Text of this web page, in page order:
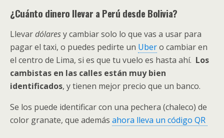
¿Cuánto dinero llevar a Perú desde Bolivia?
​Llevardólaresy cambiar solo lo que vas a usar para
pagar el taxi, o puedes pedirte un Ubero cambiar en
el centro de Lima, si es que tu vuelo es hasta ahí. Los
cambistas en las calles están muy bien
identificados, y tienen mejor precio que un banco.
Se los puede identificar con una pechera (chaleco) de
color granate, que además ahora lleva un código QR